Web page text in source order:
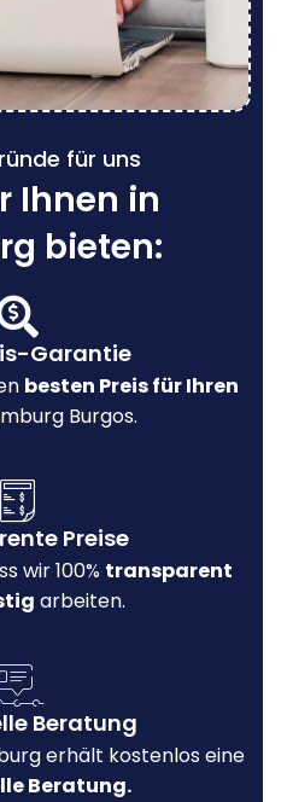
für uns
Ihnen in
bieten:
Garantie
besten Preis für Ihren
Burgos.
Preise
wir 100% transparent
arbeiten.
Beratung
erhält kostenlos eine
Beratung.